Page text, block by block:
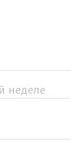
неделе